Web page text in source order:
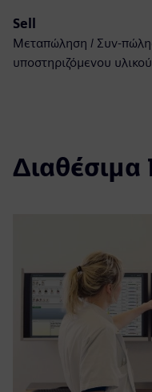
Sell
Μεταπώληση / Συν-
υποστηριζόμενου
Διαθέσιμα